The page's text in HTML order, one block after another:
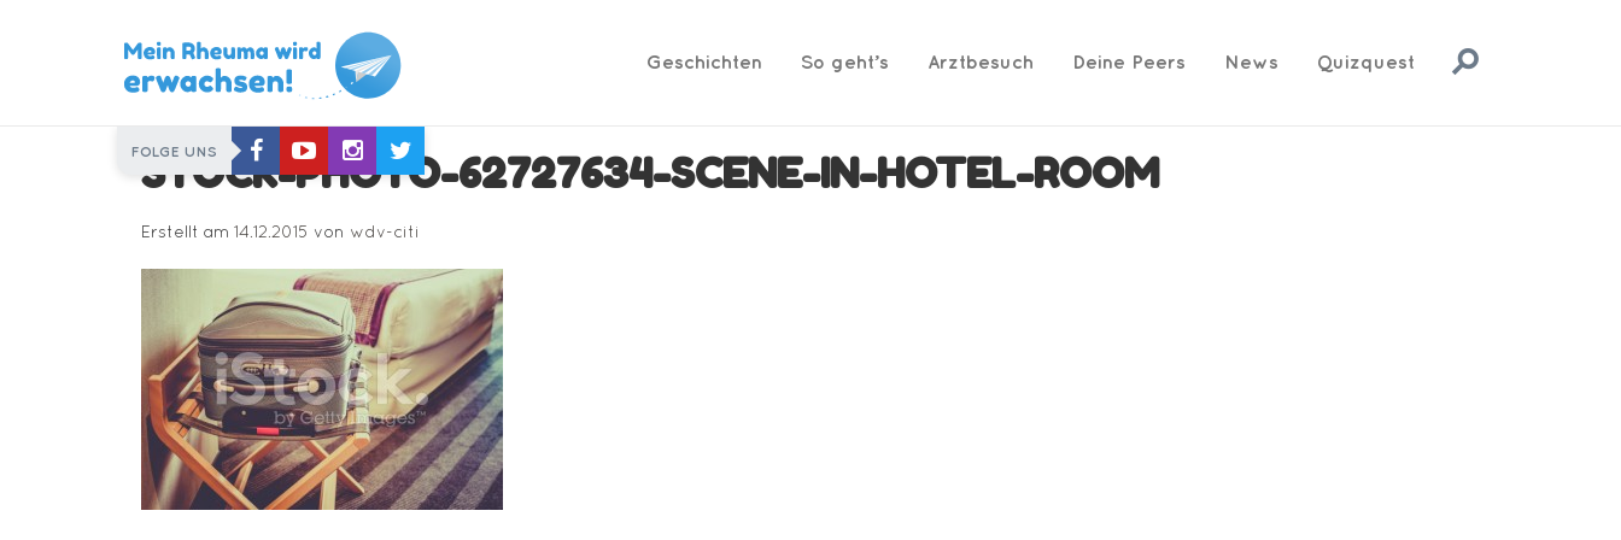
Geschichten So geht’s Arztbesuch Deine Peers News Quizquest
FOLGE UNS
STOCK-PHOTO-62727634-SCENE-IN-HOTEL-ROOM
Erstellt am 14.12.2015 von wdv-citi